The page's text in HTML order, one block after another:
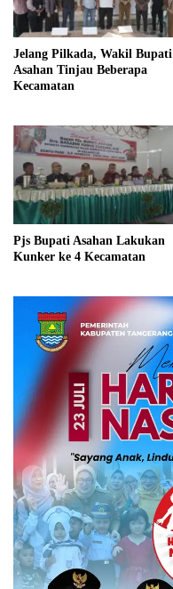
Jelang Pilkada, Wakil Bupati
Asahan Tinjau Beberapa
Kecamatan
Pjs Bupati Asahan Lakukan
Kunker ke 4 Kecamatan